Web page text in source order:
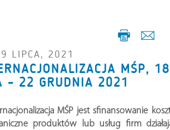
LIPCA, 2021
MŚP, 18
– 22 GRUDNIA 2021
MŚP jest sfinansowanie
produktów lub usług firm